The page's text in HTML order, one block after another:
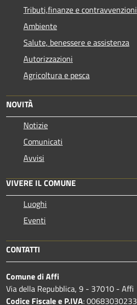
Tributi,finanze e contravvenzioni
Ambiente
Salute, benessere e assistenza
Autorizzazioni
Agricoltura e pesca
NOVITÀ
Notizie
Comunicati
Avvisi
VIVERE IL COMUNE
Luoghi
Eventi
CONTATTI
Comune di Affi
Via della Repubblica, 9 - 37010 - Affi
Codice Fiscale e P.IVA: 00683030233